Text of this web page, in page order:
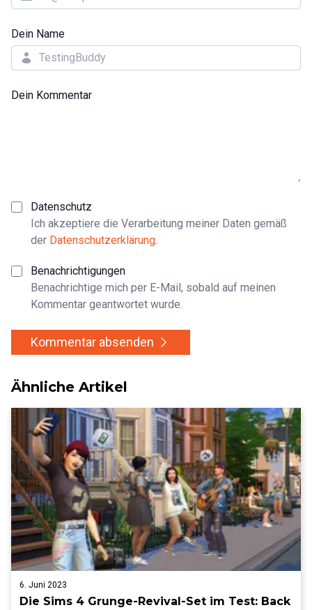
Dein Name
Dein Kommentar
Datenschutz
Ich akzeptiere die Verarbeitung meiner Daten gemäß
der Datenschutzerklärung
Benachrichtigungen
Benachrichtige mich per E-Mail, sobald auf meinen
Kommentar geantwortet wurde.
Kommentar absenden
Ähnliche Artikel
6. Juni 2023
Die Sims 4 Grunge-Revival-Set im Test: Back